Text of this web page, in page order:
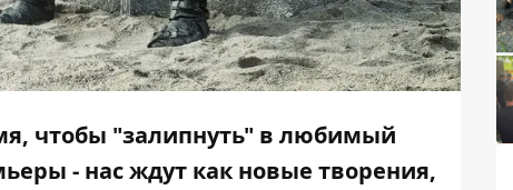
чтобы "залипнуть" в любимый
- нас ждут как новые творения,